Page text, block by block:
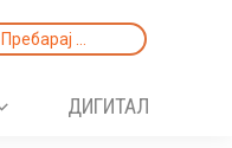
ДИГИТАЛ